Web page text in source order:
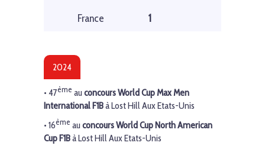
France
1
2024
• 47ème au concours World Cup Max Men
International F1Bà Lost Hill Aux Etats-Unis
• 16ème au concours World Cup North American
Cup F1Bà Lost Hill Aux Etats-Unis